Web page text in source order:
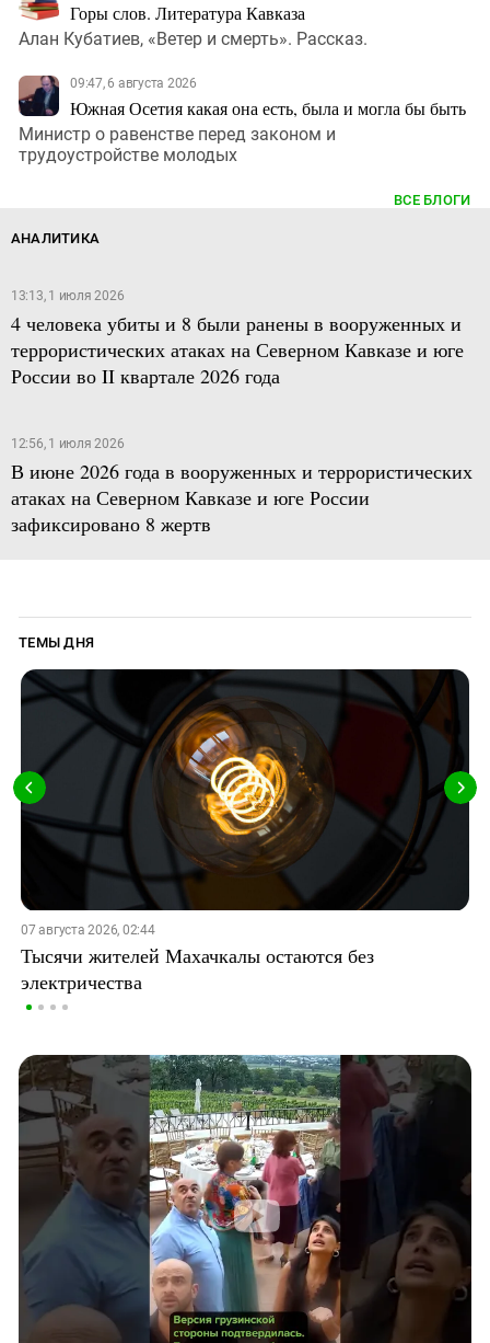
Горы слов. Литература Кавказа
Алан Кубатиев, «Ветер и смерть». Рассказ.
09:47, 6 августа 2026
Южная Осетия какая она есть, была и могла бы быть
Министр о равенстве перед законом и
трудоустройстве молодых
ВСЕ БЛОГИ
АНАЛИТИКА
13:13, 1 июля 2026
4 человека убиты и 8 были ранены в вооруженных и
террористических атаках на Северном Кавказе и юге
России во II квартале 2026 года
12:56, 1 июля 2026
В июне 2026 года в вооруженных и террористических
атаках на Северном Кавказе и юге России
зафиксировано 8 жертв
ТЕМЫ ДНЯ
07 августа 2026, 02:44
Тысячи жителей Махачкалы остаются без
электричества